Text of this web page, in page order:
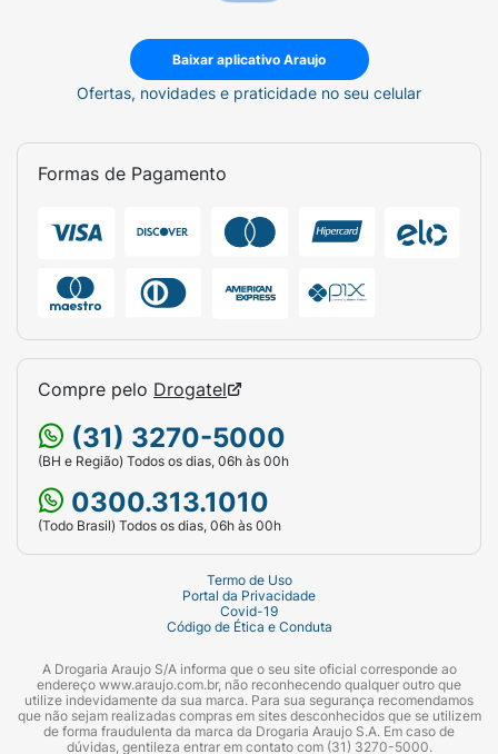
Baixar aplicativo Araujo
Ofertas, novidades e praticidade no seu celular
Formas de Pagamento
Compre pelo Drogatel
(31) 3270-5000
(BH e Região) Todos os dias, 06h às 00h
0300.313.1010
(Todo Brasil) Todos os dias, 06h às 00h
Termo de Uso
Portal da Privacidade
Covid-19
Código de Ética e Conduta
A Drogaria Araujo S/A informa que o seu site oficial corresponde ao
endereço www.araujo.com.br, não reconhecendo qualquer outro que
utilize indevidamente da sua marca. Para sua segurança recomendamos
que não sejam realizadas compras em sites desconhecidos que se utilizem
de forma fraudulenta da marca da Drogaria Araujo S.A. Em caso de
dúvidas, gentileza entrar em contato com (31) 3270-5000.